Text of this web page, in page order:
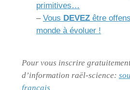
primitives…
– Vous DEVEZ être
monde à évoluer !
Pour vous inscrire
d’information raël-science:
français